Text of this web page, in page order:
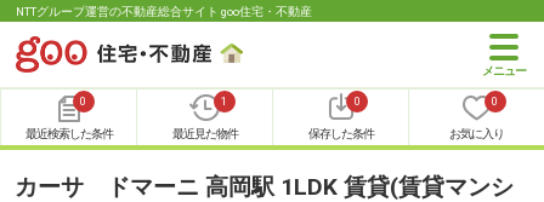
NTTグループ運営の不動産総合サイト goo住宅・不動産
0
最近検索した条件
1
最近見た物件
0
保存した条件
0
お気に入り
カーサ ドマーニ 高岡駅 1LDK 賃貸(賃貸マンシ